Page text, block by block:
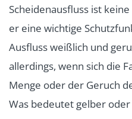
Scheidenausfluss ist
er eine wichtige
Ausfluss weißlich und
allerdings, wenn sich die
Menge oder der Geruch
Was bedeutet gelber